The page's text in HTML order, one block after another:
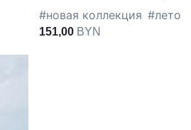
#новая коллекция #лето
151,00 BYN